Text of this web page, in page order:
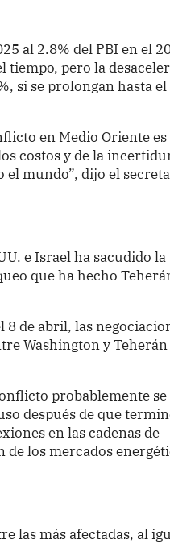
al 2.8% del PBI en el
tiempo, pero la
si se prolongan hasta
en Medio Oriente
costos y de la
el mundo”, dijo el
e Israel ha sacudido la
que ha hecho
8 de abril, las
Washington y Teherán
probablemente se
después de que
en las cadenas de
los mercados
las más afectadas, al